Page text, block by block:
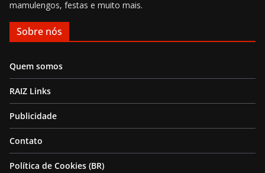
mamulengos, festas e muito mais.
Sobre nós
Quem somos
RAIZ Links
Publicidade
Contato
Política de Cookies (BR)